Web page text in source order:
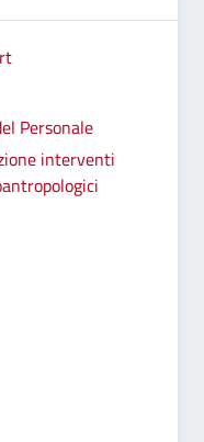
Personale
interventi